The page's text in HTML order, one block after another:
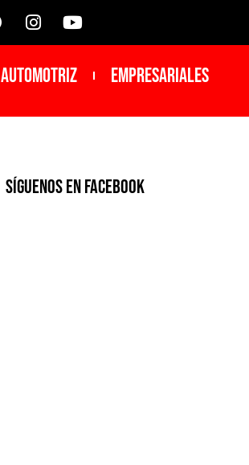
Automotriz Empresariales
SíGUENOS EN FACEBOOK